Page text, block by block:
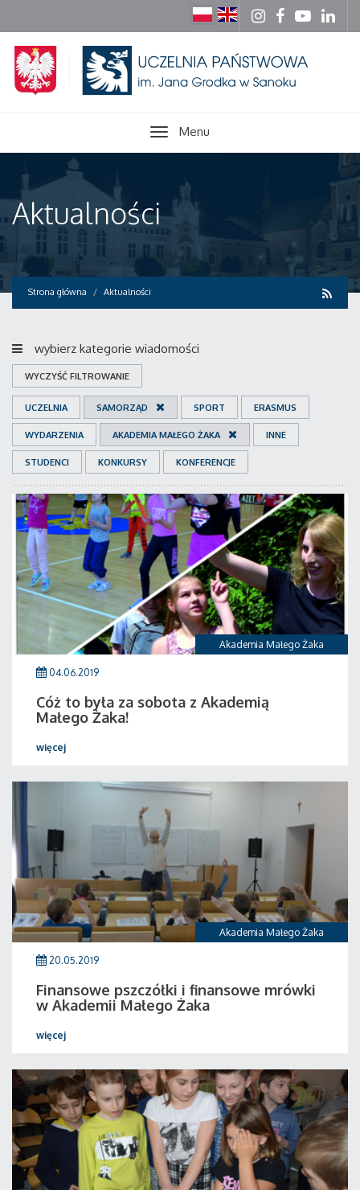
Menu
Aktualności
Strona główna Aktualności
wybierz kategorie wiadomości
WYCZYŚĆ FILTROWANIE
UCZELNIA SAMORZĄD SPORT ERASMUS
WYDARZENIA AKADEMIA MAŁEGO ŻAKA INNE
STUDENCI KONKURSY KONFERENCJE
Akademia Małego Żaka
04.06.2019
Cóż to była za sobota z Akademią
Małego Żaka!
więcej
Akademia Małego Żaka
20.05.2019
Finansowe pszczółki i finansowe mrówki
w Akademii Małego Żaka
więcej